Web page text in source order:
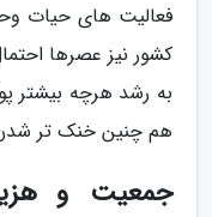
فعالیت های حیات
کشور نیز عصرها
به رشد هرچه
هم چنین خنک تر
جمعیت و